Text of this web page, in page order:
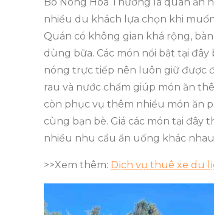
nhiều du khách lựa chọn khi
Quán có không gian khá rộng,
dùng bữa. Các món nổi bật tại
nóng trực tiếp nên luôn giữ được
rau và nước chấm giúp món ăn
còn phục vụ thêm nhiều món ăn
cùng bạn bè. Giá các món tại đây
nhiều nhu cầu ăn uống khác
>>Xem thêm: Dịch vụ thuê xe du